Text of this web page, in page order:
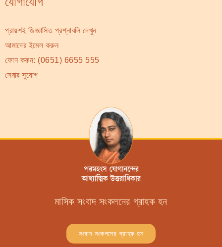
প্রায়শই জিজ্ঞাসিত প্রশ্নাবলি দেখুন
আমাদের ইমেল করুন
ফোন করুন: (0651) 6655 555
সেবার সুযোগ
মাসিক সংবাদ সংকলনের গ্রাহক হন
সংবাদ সংকলনের গ্রাহক হন